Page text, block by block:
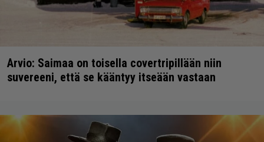
Arvio: Saimaa on toisella covertripillään niin
suvereeni, että se kääntyy itseään vastaan